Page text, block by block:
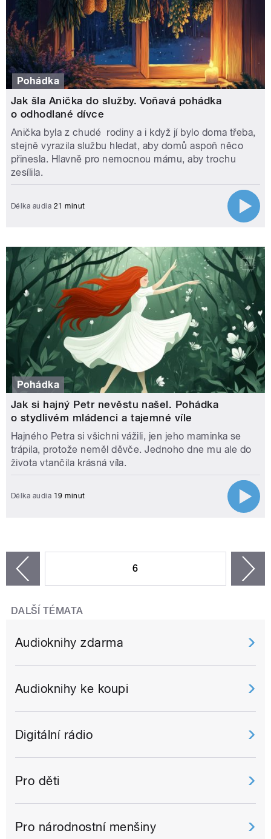
Pohádka
Jak šla Anička do služby. Voňavá pohádka
o odhodlané dívce
Anička byla z chudé rodiny a i když jí bylo doma třeba,
stejně vyrazila službu hledat, aby domů aspoň něco
přinesla. Hlavně pro nemocnou mámu, aby trochu
zesílila.
Délka audia 21 minut
Pohádka
Jak si hajný Petr nevěstu našel. Pohádka
o stydlivém mládenci a tajemné víle
Hajného Petra si všichni vážili, jen jeho maminka se
trápila, protože neměl děvče. Jednoho dne mu ale do
života vtančila krásná víla.
Délka audia 19 minut
6
DALŠÍ TÉMATA
Audioknihy zdarma
Audioknihy ke koupi
Digitální rádio
Pro děti
Pro národnostní menšiny